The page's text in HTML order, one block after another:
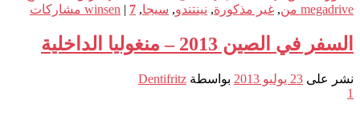
megadrive من
, غير مذكورة, نينتندو, سيجا,
winsen 7 مشاركات
السفر في الصين 2013 – منغوليا الداخلية
نشر على 23 يوليو 2013 بواسطة Dentifritz
1